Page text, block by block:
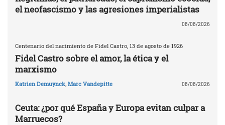
el neofascismo y las agresiones imperialistas
08/08/2026
Centenario del nacimiento de Fidel Castro, 13 de agosto de 1926
Fidel Castro sobre el amor, la ética y el
marxismo
Katrien Demuynck, Marc Vandepitte 08/08/2026
Ceuta: ¿por qué España y Europa evitan culpar a
Marruecos?